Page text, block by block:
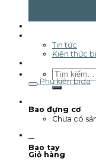
Tin tức
Kiến thức
Tìm
kiếm:
Chưa có
Giỏ hàng
Phụ kiện bida
Bao đựng cơ
Bao tay